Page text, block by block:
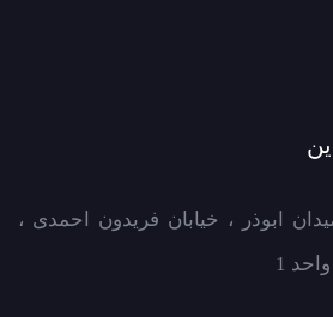
ابوذر ، خیابان فریدون احمدی ،